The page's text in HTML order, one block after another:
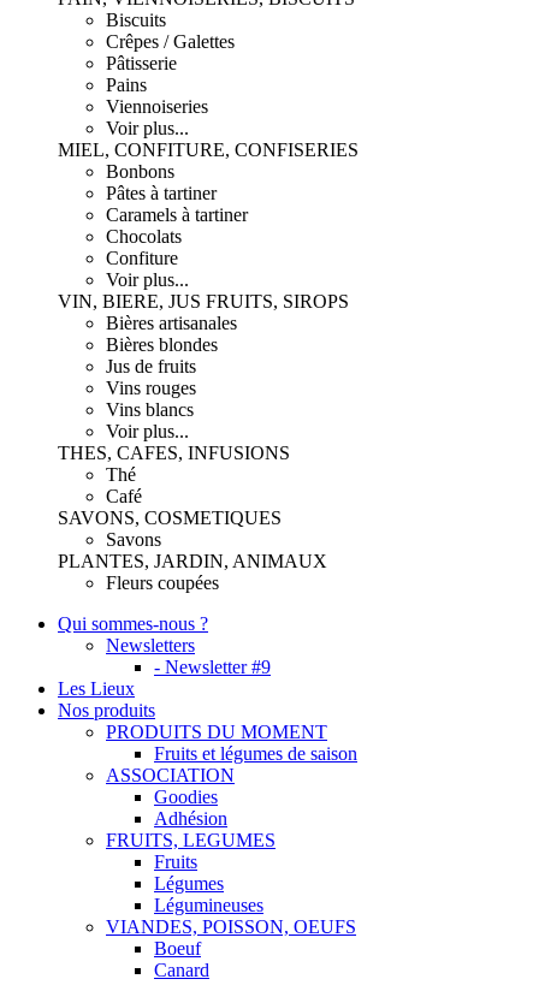
Biscuits
Crêpes / Galettes
Pâtisserie
Pains
Viennoiseries
Voir plus...
MIEL, CONFITURE, CONFISERIES
Bonbons
Pâtes à tartiner
Caramels à tartiner
Chocolats
Confiture
Voir plus...
VIN, BIERE, JUS FRUITS, SIROPS
Bières artisanales
Bières blondes
Jus de fruits
Vins rouges
Vins blancs
Voir plus...
THES, CAFES, INFUSIONS
Thé
Café
SAVONS, COSMETIQUES
Savons
PLANTES, JARDIN, ANIMAUX
Fleurs coupées
Qui sommes-nous ?
Newsletters
- Newsletter #9
Les Lieux
Nos produits
PRODUITS DU MOMENT
Fruits et légumes de saison
ASSOCIATION
Goodies
Adhésion
FRUITS, LEGUMES
Fruits
Légumes
Légumineuses
VIANDES, POISSON, OEUFS
Boeuf
Canard